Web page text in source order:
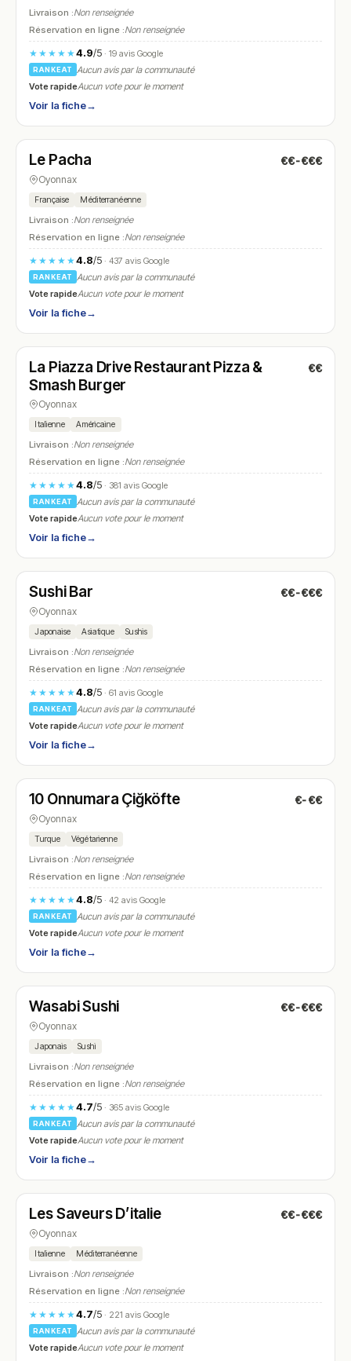
Livraison :Non renseignée
Réservation en ligne :Non renseignée
★★★★★4.9/5· 19 avis Google
RANKEAT
Aucun avis par la communauté
Vote rapideAucun vote pour le moment
Voir la fiche→
N° 11
Le Pacha €€-€€€
Oyonnax
Française Méditerranéenne
Livraison :Non renseignée
Réservation en ligne :Non renseignée
★★★★★4.8/5· 437 avis Google
RANKEAT
Aucun avis par la communauté
Vote rapideAucun vote pour le moment
Voir la fiche→
N° 12
La Piazza Drive Restaurant Pizza &
Smash Burger
€€
Oyonnax
Italienne Américaine
Livraison :Non renseignée
Réservation en ligne :Non renseignée
★★★★★4.8/5· 381 avis Google
RANKEAT
Aucun avis par la communauté
Vote rapideAucun vote pour le moment
Voir la fiche→
N° 13
Sushi Bar €€-€€€
Oyonnax
Japonaise Asiatique Sushis
Livraison :Non renseignée
Réservation en ligne :Non renseignée
★★★★★4.8/5· 61 avis Google
RANKEAT
Aucun avis par la communauté
Vote rapideAucun vote pour le moment
Voir la fiche→
N° 14
10 Onnumara Çiğköfte €-€€
Oyonnax
Turque Végétarienne
Livraison :Non renseignée
Réservation en ligne :Non renseignée
★★★★★4.8/5· 42 avis Google
RANKEAT
Aucun avis par la communauté
Vote rapideAucun vote pour le moment
Voir la fiche→
N° 15
Wasabi Sushi €€-€€€
Oyonnax
Japonais Sushi
Livraison :Non renseignée
Réservation en ligne :Non renseignée
★★★★★4.7/5· 365 avis Google
RANKEAT
Aucun avis par la communauté
Vote rapideAucun vote pour le moment
Voir la fiche→
N° 16
Les Saveurs D’italie €€-€€€
Oyonnax
Italienne Méditerranéenne
Livraison :Non renseignée
Réservation en ligne :Non renseignée
★★★★★4.7/5· 221 avis Google
RANKEAT
Aucun avis par la communauté
Vote rapideAucun vote pour le moment